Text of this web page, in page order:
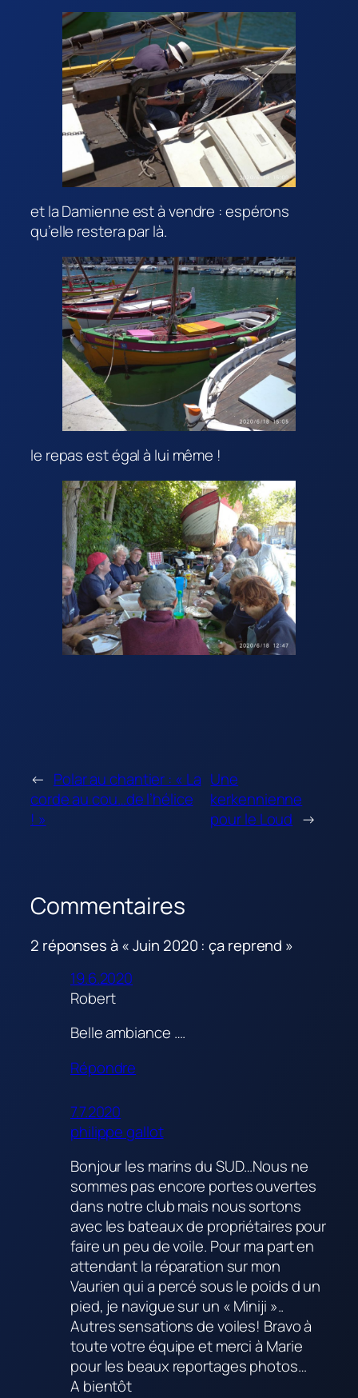
et la Damienne est à vendre : espérons
qu’elle restera par là.
le repas est égal à lui même !
← Polar au chantier : « La
corde au cou…de l’hélice
! »
Une
kerkennienne
pour le Loud →
Commentaires
2 réponses à « Juin 2020 : ça reprend »
19.6.2020
Robert
Belle ambiance ….
Répondre
7.7.2020
philippe gallot
Bonjour les marins du SUD…Nous ne
sommes pas encore portes ouvertes
dans notre club mais nous sortons
avec les bateaux de propriétaires pour
faire un peu de voile. Pour ma part en
attendant la réparation sur mon
Vaurien qui a percé sous le poids d un
pied, je navigue sur un « Miniji »..
Autres sensations de voiles! Bravo à
toute votre équipe et merci à Marie
pour les beaux reportages photos…
A bientôt